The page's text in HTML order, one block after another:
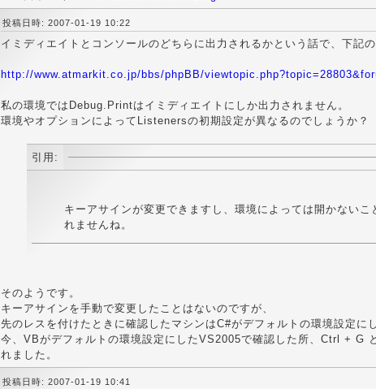
投稿日時: 2007-01-19 10:22
イミディエイトとコンソールのどちらに出力されるかという話で、下記
http://www.atmarkit.co.jp/bbs/phpBB/
私の環境ではDebug.Printはイミディエイトにしか出力されません。
環境やオプションによってListenersの初期設定が異なるのでしょうか？
引用:
キーアサインが変更できますし、環境によっては開かないこ
れませんね。
そのようです。
キーアサインを手動で変更したことはないのですが、
先のレスを付けたときに確認したマシンはC#がデフォルトの環境設定に
今、VBがデフォルトの環境設定にしたVS2005で確認した所、Ctrl + G
れました。
投稿日時: 2007-01-19 10:41